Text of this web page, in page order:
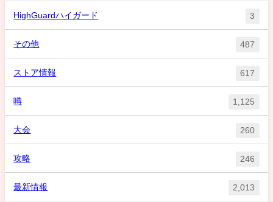
HighGuardハイガード 3
その他 487
ストア情報 617
噂 1,125
大会 260
攻略 246
最新情報 2,013